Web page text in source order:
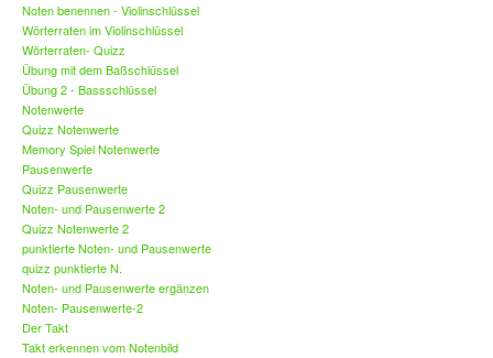
Noten benennen - Violinschlüssel
Wörterraten im Violinschlüssel
Wörterraten- Quizz
Übung mit dem Baßschlüssel
Übung 2 - Bassschlüssel
Notenwerte
Quizz Notenwerte
Memory Spiel Notenwerte
Pausenwerte
Quizz Pausenwerte
Noten- und Pausenwerte 2
Quizz Notenwerte 2
punktierte Noten- und Pausenwerte
quizz punktierte N.
Noten- und Pausenwerte ergänzen
Noten- Pausenwerte-2
Der Takt
Takt erkennen vom Notenbild